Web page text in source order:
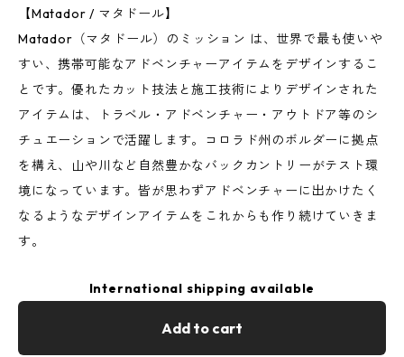
【Matador / マタドール】
Matador（マタドール）のミッション は、世界で最も使いや
すい、携帯可能なアドベンチャーアイテムをデザインするこ
とです。優れたカット技法と施工技術によりデザインされた
アイテムは、トラベル・アドベンチャー・アウトドア等のシ
チュエーションで活躍します。コロラド州のボルダーに拠点
を構え、山や川など自然豊かなバックカントリーがテスト環
境になっています。皆が思わずアドベンチャーに出かけたく
なるようなデザインアイテムをこれからも作り続けていきま
す。
International shipping available
Add to cart